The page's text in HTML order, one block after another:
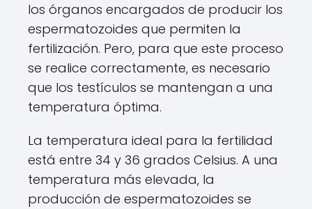
los órganos encargados de producir los
espermatozoides que permiten la
fertilización. Pero, para que este proceso
se realice correctamente, es necesario
que los testículos se mantengan a una
temperatura óptima.
La temperatura ideal para la fertilidad
está entre 34 y 36 grados Celsius. A una
temperatura más elevada, la
producción de espermatozoides se